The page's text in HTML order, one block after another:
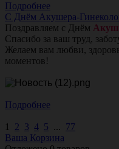
Подробнее
С Днём Акушера-
Поздравляем с Днём
Спасибо за ваш труд,
Желаем вам любви,
моментов!
Подробнее
1 2 3 4 5 ... 77
Ваша Корзина